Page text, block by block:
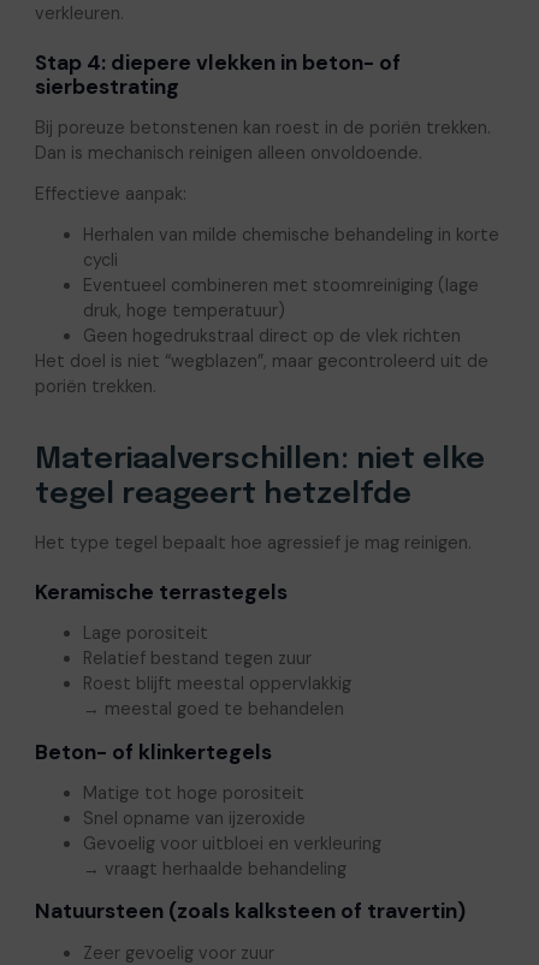
verkleuren.
Stap 4: diepere vlekken in beton- of
sierbestrating
Bij poreuze betonstenen kan roest in de poriën trekken.
Dan is mechanisch reinigen alleen onvoldoende.
Effectieve aanpak:
Herhalen van milde chemische behandeling in korte
cycli
Eventueel combineren met stoomreiniging (lage
druk, hoge temperatuur)
Geen hogedrukstraal direct op de vlek richten
Het doel is niet “wegblazen”, maar gecontroleerd uit de
poriën trekken.
Materiaalverschillen: niet elke
tegel reageert hetzelfde
Het type tegel bepaalt hoe agressief je mag reinigen.
Keramische terrastegels
Lage porositeit
Relatief bestand tegen zuur
Roest blijft meestal oppervlakkig
→ meestal goed te behandelen
Beton- of klinkertegels
Matige tot hoge porositeit
Snel opname van ijzeroxide
Gevoelig voor uitbloei en verkleuring
→ vraagt herhaalde behandeling
Natuursteen (zoals kalksteen of travertin)
Zeer gevoelig voor zuur